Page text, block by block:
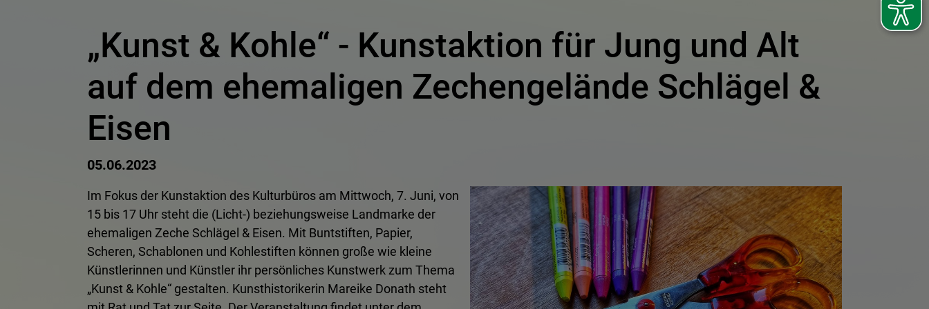
„Kunst & Kohle“ - Kunstaktion für Jung und Alt
auf dem ehemaligen Zechengelände Schlägel &
Eisen
05.06.2023
Im Fokus der Kunstaktion des Kulturbüros am Mittwoch, 7. Juni, von
15 bis 17 Uhr steht die (Licht-) beziehungsweise Landmarke der
ehemaligen Zeche Schlägel & Eisen. Mit Buntstiften, Papier,
Scheren, Schablonen und Kohlestiften können große wie kleine
Künstlerinnen und Künstler ihr persönliches Kunstwerk zum Thema
„Kunst & Kohle“ gestalten. Kunsthistorikerin Mareike Donath steht